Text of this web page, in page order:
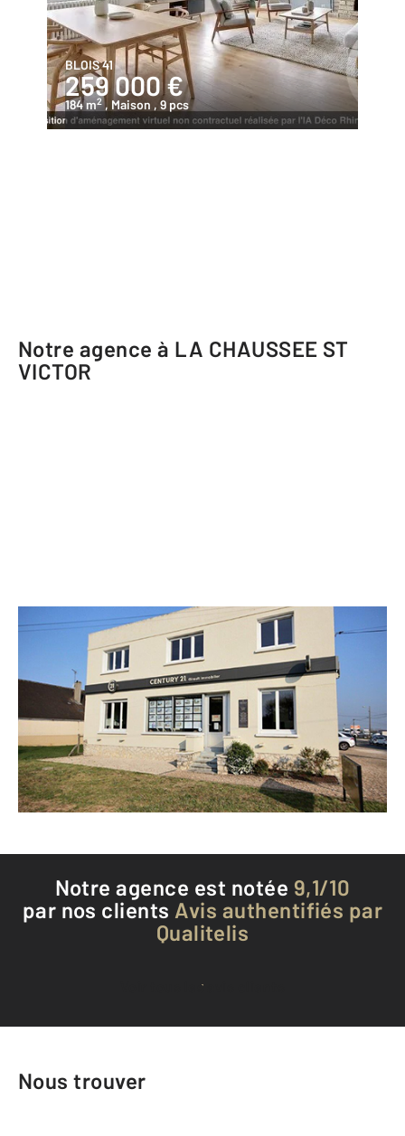
BLOIS 41
259 000 €
184 m2 , Maison , 9 pcs
Notre agence à LA CHAUSSEE ST
VICTOR
CENTURY 21 Girault Immobilier
128 bis route Nationale
LA CHAUSSEE ST VICTOR - 41260
Envoyer un message
Téléphoner à l'agence
Notre agence est notée 9,1/10
par nos clients Avis authentifiés par
Qualitelis
Voir tous les avis clients
Nous trouver